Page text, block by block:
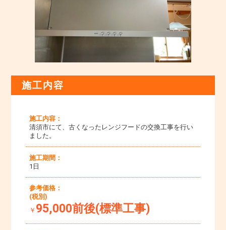
施工内容
施工内容：
清須市にて、古くなったレンジフードの交換工事を行い
ました。
施工期間：
1日
参考価格：
(税別)
￥ 95,000前後(標準工事)